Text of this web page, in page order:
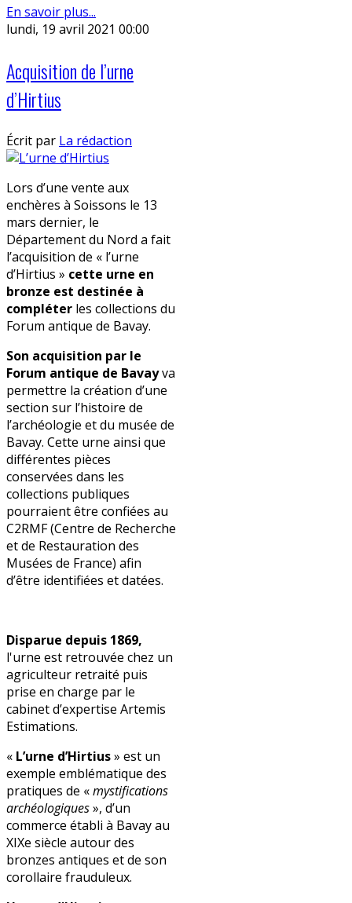
En savoir plus...
lundi, 19 avril 2021 00:00
Acquisition de l’urne
d’Hirtius
Écrit par La rédaction
Lors d’une vente aux
enchères à Soissons le 13
mars dernier, le
Département du Nord a fait
l’acquisition de « l’urne
d’Hirtius » cette urne en
bronze est destinée à
compléter les collections du
Forum antique de Bavay.
Son acquisition par le
Forum antique de Bavayva
permettre la création d’une
section sur l’histoire de
l’archéologie et du musée de
Bavay. Cette urne ainsi que
différentes pièces
conservées dans les
collections publiques
pourraient être confiées au
C2RMF (Centre de Recherche
et de Restauration des
Musées de France) afin
d’être identifiées et datées.
Disparue depuis 1869,
l'urne est retrouvée chez un
agriculteur retraité puis
prise en charge par le
cabinet d’expertise Artemis
Estimations.
« L’urne d’Hirtius» est un
exemple emblématique des
pratiques de «mystifications
archéologiques», d’un
commerce établi à Bavay au
XIXe siècle autour des
bronzes antiques et de son
corollaire frauduleux.